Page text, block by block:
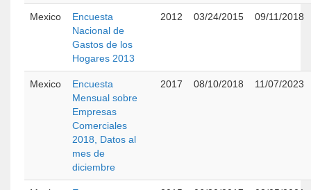
Mexico
Encuesta
Nacional de
Gastos de los
Hogares 2013
2012 03/24/2015 09/11/2018
Mexico
Encuesta
Mensual sobre
Empresas
Comerciales
2018, Datos al
mes de
diciembre
2017 08/10/2018 11/07/2023